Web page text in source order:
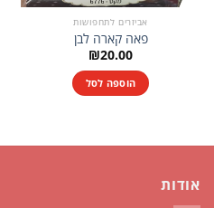
אביזרים לתחפושות
פאה קארה לבן
₪20.00
הוספה לסל
אודות